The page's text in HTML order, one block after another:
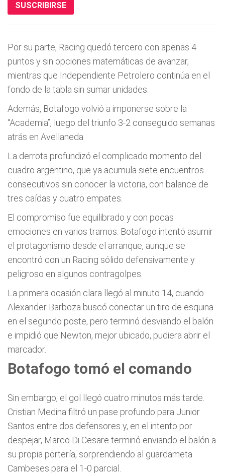
SUSCRIBIRSE
Por su parte, Racing quedó tercero con apenas 4
puntos y sin opciones matemáticas de avanzar,
mientras que Independiente Petrolero continúa en el
fondo de la tabla sin sumar unidades.
Además, Botafogo volvió a imponerse sobre la
“Academia”, luego del triunfo 3-2 conseguido semanas
atrás en Avellaneda.
La derrota profundizó el complicado momento del
cuadro argentino, que ya acumula siete encuentros
consecutivos sin conocer la victoria, con balance de
tres caídas y cuatro empates.
El compromiso fue equilibrado y con pocas
emociones en varios tramos. Botafogo intentó asumir
el protagonismo desde el arranque, aunque se
encontró con un Racing sólido defensivamente y
peligroso en algunos contragolpes.
La primera ocasión clara llegó al minuto 14, cuando
Alexander Barboza buscó conectar un tiro de esquina
en el segundo poste, pero terminó desviando el balón
e impidió que Newton, mejor ubicado, pudiera abrir el
marcador.
Botafogo tomó el comando
Sin embargo, el gol llegó cuatro minutos más tarde.
Cristian Medina filtró un pase profundo para Junior
Santos entre dos defensores y, en el intento por
despejar, Marco Di Cesare terminó enviando el balón a
su propia portería, sorprendiendo al guardameta
Cambeses para el 1-0 parcial.